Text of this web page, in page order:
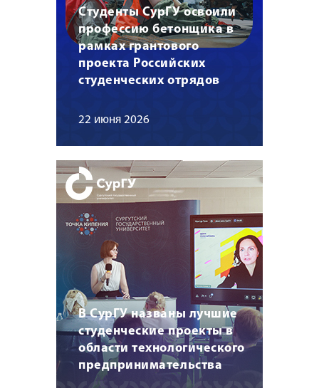
Студенты СурГУ освоили
профессию бетонщика в
рамках грантового
проекта Российских
студенческих отрядов
22 июня 2026
В СурГУ названы лучшие
студенческие проекты в
области технологического
предпринимательства